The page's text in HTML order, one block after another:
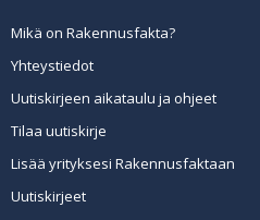
Mikä on Rakennusfakta?
Yhteystiedot
Uutiskirjeen aikataulu ja ohjeet
Tilaa uutiskirje
Lisää yrityksesi Rakennusfaktaan
Uutiskirjeet